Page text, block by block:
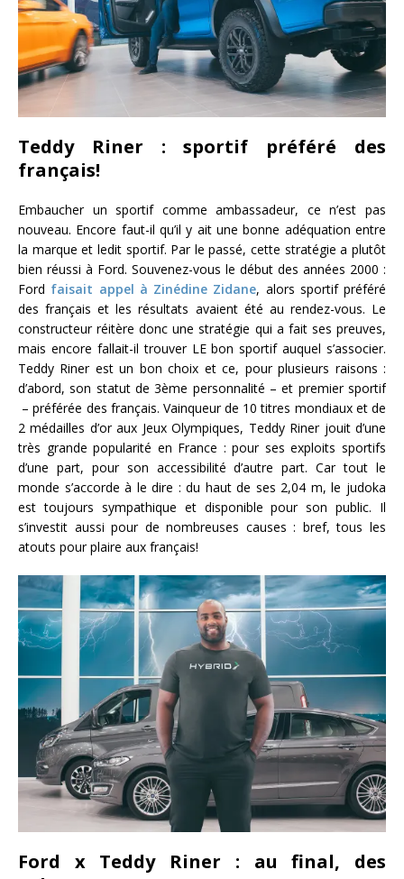
Teddy Riner : sportif préféré des
français!
Embaucher un sportif comme ambassadeur, ce n’est pas
nouveau. Encore faut-il qu’il y ait une bonne adéquation entre
la marque et ledit sportif. Par le passé, cette stratégie a plutôt
bien réussi à Ford. Souvenez-vous le début des années 2000 :
Ford faisait appel à Zinédine Zidane, alors sportif préféré
des français et les résultats avaient été au rendez-vous. Le
constructeur réitère donc une stratégie qui a fait ses preuves,
mais encore fallait-il trouver LE bon sportif auquel s’associer.
Teddy Riner est un bon choix et ce, pour plusieurs raisons :
d’abord, son statut de 3ème personnalité – et premier sportif
– préférée des français. Vainqueur de 10 titres mondiaux et de
2 médailles d’or aux Jeux Olympiques, Teddy Riner jouit d’une
très grande popularité en France : pour ses exploits sportifs
d’une part, pour son accessibilité d’autre part. Car tout le
monde s’accorde à le dire : du haut de ses 2,04 m, le judoka
est toujours sympathique et disponible pour son public. Il
s’investit aussi pour de nombreuses causes : bref, tous les
atouts pour plaire aux français!
Ford x Teddy Riner : au final, des